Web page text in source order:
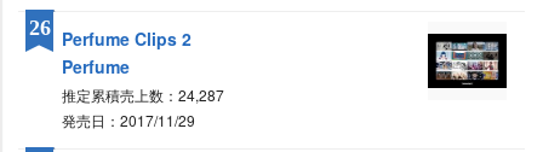
Perfume Clips 2
Perfume
推定累積売上数：24,287
発売日：2017/11/29
26